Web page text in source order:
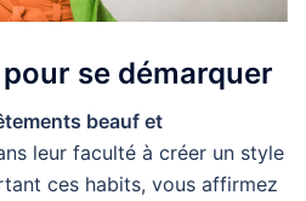
se démarquer
beauf et
leur faculté à créer un style
ces habits, vous affirmez